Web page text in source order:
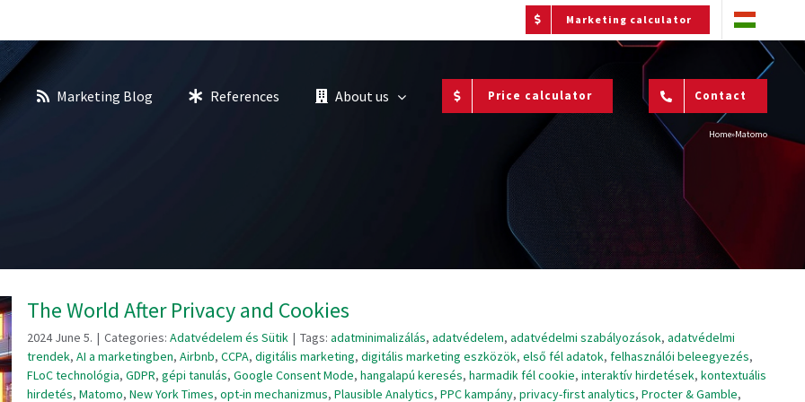
Marketing calculator
Marketing Blog References About us Price calculator Contact
Home»Matomo
The World After Privacy and Cookies
2024 June 5. | Categories: Adatvédelem és Sütik | Tags: adatminimalizálás, adatvédelem, adatvédelmi szabályozások, adatvédelmi
trendek, AI a marketingben, Airbnb, CCPA, digitális marketing, digitális marketing eszközök, első fél adatok, felhasználói beleegyezés,
FLoC technológia, GDPR, gépi tanulás, Google Consent Mode, hangalapú keresés, harmadik fél cookie, interaktív hirdetések, kontextuális
hirdetés, Matomo, New York Times, opt-in mechanizmus, Plausible Analytics, PPC kampány, privacy-first analytics, Procter & Gamble,